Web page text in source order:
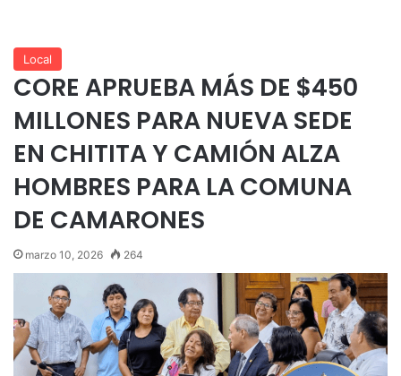
Local
CORE APRUEBA MÁS DE $450
MILLONES PARA NUEVA SEDE
EN CHITITA Y CAMIÓN ALZA
HOMBRES PARA LA COMUNA
DE CAMARONES
marzo 10, 2026 264